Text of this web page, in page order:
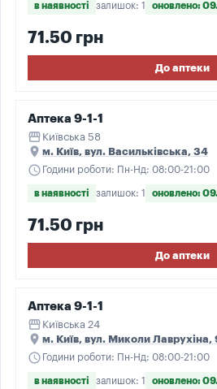
в наявності залишок: 1 оновлено:
71.50 грн
До аптеки
Аптека 9-1-1
storefront Київська 58
place м. Київ, вул. Васильківська, 34
schedule Години роботи: Пн-Нд: 08:00-21:00
в наявності залишок: 1 оновлено:
71.50 грн
До аптеки
Аптека 9-1-1
storefront Київська 24
place м. Київ, вул. Миколи Лаврухіна,
schedule Години роботи: Пн-Нд: 08:00-21:00
в наявності залишок: 1 оновлено: